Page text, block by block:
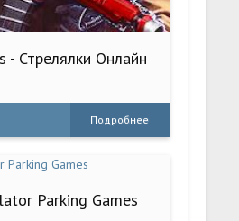
- Стрелялки Онлайн
Подробнее
Parking Games